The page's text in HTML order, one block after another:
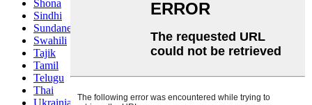
Shona
Sindhi
Sundanese
Swahili
Tajik
Tamil
Telugu
Thai